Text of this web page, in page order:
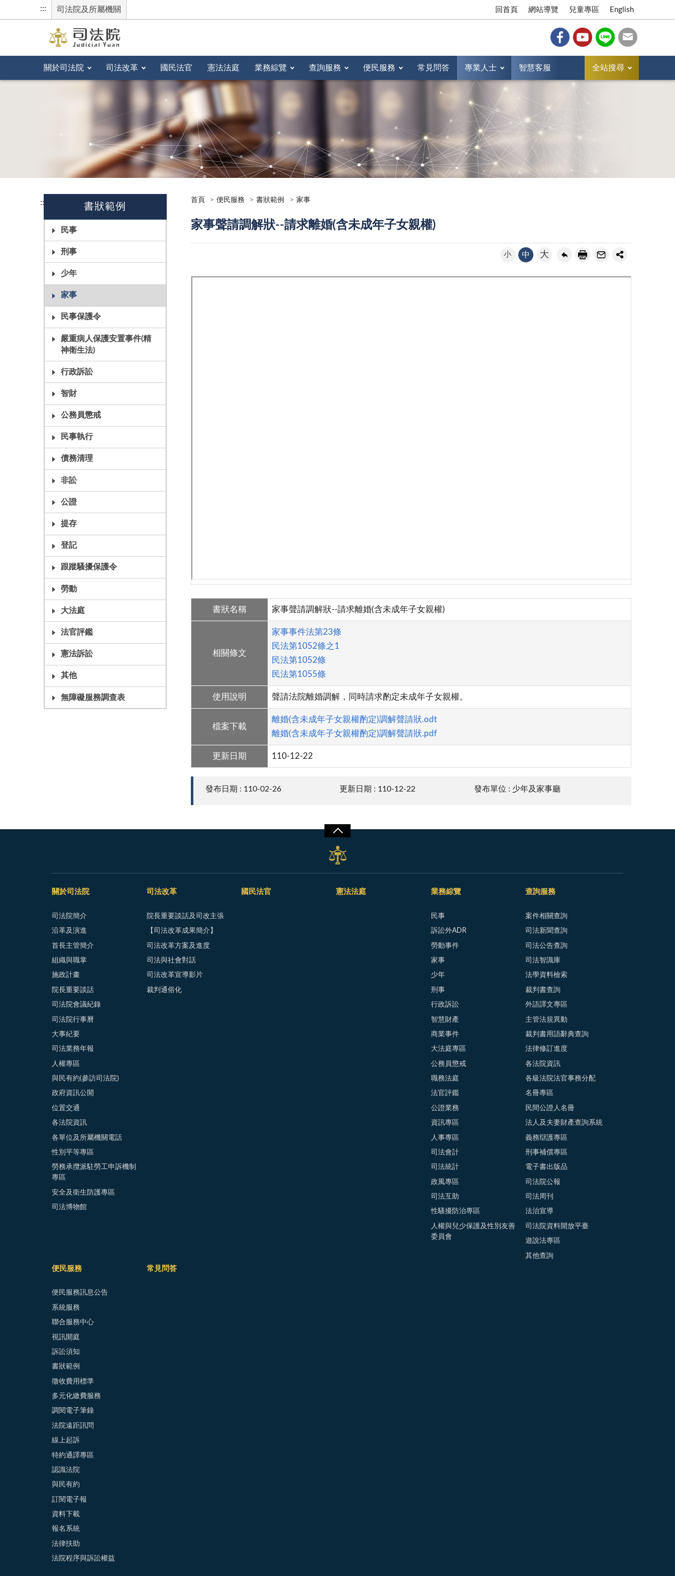
::: 司法院及所屬機關 回首頁 網站導覽 兒童專區 English
關於司法院 司法改革 國民法官 憲法法庭 業務綜覽 查詢服務 便民服務 常見問答 專業人士 智慧客服 全站搜尋
::: 書狀範例
民事
刑事
少年
家事
民事保護令
嚴重病人保護安置事件(精
神衛生法)
行政訴訟
智財
公務員懲戒
民事執行
債務清理
非訟
公證
提存
登記
跟蹤騷擾保護令
勞動
大法庭
法官評鑑
憲法訴訟
其他
無障礙服務調查表
首頁 便民服務 書狀範例 家事
家事聲請調解狀--請求離婚(含未成年子女親權)
小 中 大
書狀名稱 家事聲請調解狀--請求離婚(含未成年子女親權)
相關條文
家事事件法第23條
民法第1052條之1
民法第1052條
民法第1055條
使用說明 聲請法院離婚調解，同時請求酌定未成年子女親權。
檔案下載
離婚(含未成年子女親權酌定)調解聲請狀.odt
離婚(含未成年子女親權酌定)調解聲請狀.pdf
更新日期 110-12-22
發布日期 : 110-02-26 更新日期 : 110-12-22 發布單位 : 少年及家事廳
關於司法院
司法院簡介
沿革及演進
首長主管簡介
組織與職掌
施政計畫
院長重要談話
司法院會議紀錄
司法院行事曆
大事紀要
司法業務年報
人權專區
與民有約(參訪司法院)
政府資訊公開
位置交通
各法院資訊
各單位及所屬機關電話
性別平等專區
勞務承攬派駐勞工申訴機制
專區
安全及衛生防護專區
司法博物館
司法改革
院長重要談話及司改主張
【司法改革成果簡介】
司法改革方案及進度
司法與社會對話
司法改革宣導影片
裁判通俗化
國民法官 憲法法庭 業務綜覽
民事
訴訟外ADR
勞動事件
家事
少年
刑事
行政訴訟
智慧財產
商業事件
大法庭專區
公務員懲戒
職務法庭
法官評鑑
公證業務
資訊專區
人事專區
司法會計
司法統計
政風專區
司法互助
性騷擾防治專區
人權與兒少保護及性別友善
委員會
查詢服務
案件相關查詢
司法新聞查詢
司法公告查詢
司法智識庫
法學資料檢索
裁判書查詢
外語譯文專區
主管法規異動
裁判書用語辭典查詢
法律修訂進度
各法院資訊
各級法院法官事務分配
名冊專區
民間公證人名冊
法人及夫妻財產查詢系統
義務辯護專區
刑事補償專區
電子書出版品
司法院公報
司法周刊
法治宣導
司法院資料開放平臺
遊說法專區
其他查詢
便民服務
便民服務訊息公告
系統服務
聯合服務中心
視訊開庭
訴訟須知
書狀範例
徵收費用標準
多元化繳費服務
調閱電子筆錄
法院遠距訊問
線上起訴
特約通譯專區
認識法院
與民有約
訂閱電子報
資料下載
報名系統
法律扶助
法院程序與訴訟權益
常見問答